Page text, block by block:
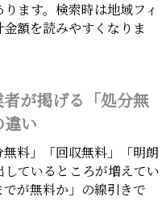
ます。検索時は地域フィ
額を読みやすくなりま
が掲げる「処分無
違い
料」「回収無料」「明朗
ているところが増えてい
が無料か」の線引きで